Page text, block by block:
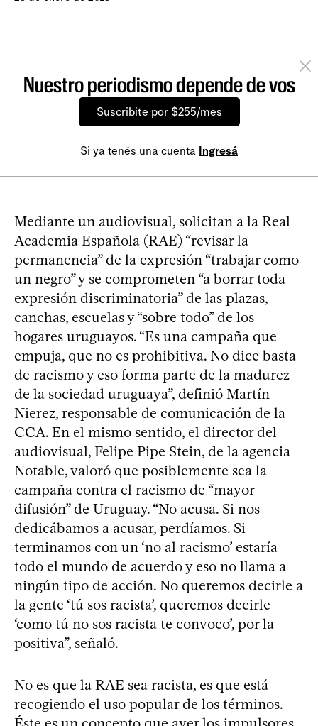
Nuestro periodismo depende de vos
Suscribite por $255/mes
Si ya tenés una cuenta Ingresá
Mediante un audiovisual, solicitan a la Real
Academia Española (RAE) “revisar la
permanencia” de la expresión “trabajar como
un negro” y se comprometen “a borrar toda
expresión discriminatoria” de las plazas,
canchas, escuelas y “sobre todo” de los
hogares uruguayos. “Es una campaña que
empuja, que no es prohibitiva. No dice basta
de racismo y eso forma parte de la madurez
de la sociedad uruguaya”, definió Martín
Nierez, responsable de comunicación de la
CCA. En el mismo sentido, el director del
audiovisual, Felipe Pipe Stein, de la agencia
Notable, valoró que posiblemente sea la
campaña contra el racismo de “mayor
difusión” de Uruguay. “No acusa. Si nos
dedicábamos a acusar, perdíamos. Si
terminamos con un ‘no al racismo’ estaría
todo el mundo de acuerdo y eso no llama a
ningún tipo de acción. No queremos decirle a
la gente ‘tú sos racista’, queremos decirle
‘como tú no sos racista te convoco’, por la
positiva”, señaló.
No es que la RAE sea racista, es que está
recogiendo el uso popular de los términos.